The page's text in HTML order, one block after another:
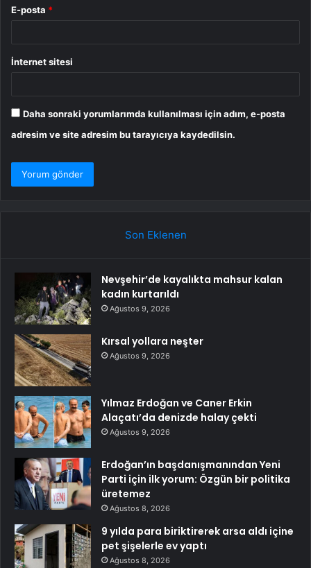
E-posta *
İnternet sitesi
Daha sonraki yorumlarımda kullanılması için adım, e-posta
adresim ve site adresim bu tarayıcıya kaydedilsin.
Son Eklenen
Nevşehir’de kayalıkta mahsur kalan
kadın kurtarıldı
Ağustos 9, 2026
Kırsal yollara neşter
Ağustos 9, 2026
Yılmaz Erdoğan ve Caner Erkin
Alaçatı’da denizde halay çekti
Ağustos 9, 2026
Erdoğan’ın başdanışmanından Yeni
Parti için ilk yorum: Özgün bir politika
üretemez
Ağustos 8, 2026
9 yılda para biriktirerek arsa aldı içine
pet şişelerle ev yaptı
Ağustos 8, 2026